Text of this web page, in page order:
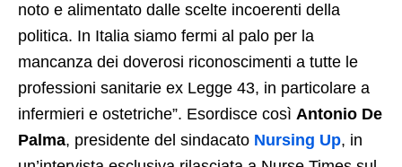
noto e alimentato dalle scelte incoerenti della
politica. In Italia siamo fermi al palo per la
mancanza dei doverosi riconoscimenti a tutte le
professioni sanitarie ex Legge 43, in particolare a
infermieri e ostetriche”. Esordisce così Antonio De
Palma, presidente del sindacato Nursing Up, in